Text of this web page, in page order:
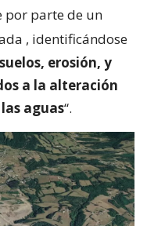
por parte de un
, identificándose
erosión, y
a la alteración
aguas“.